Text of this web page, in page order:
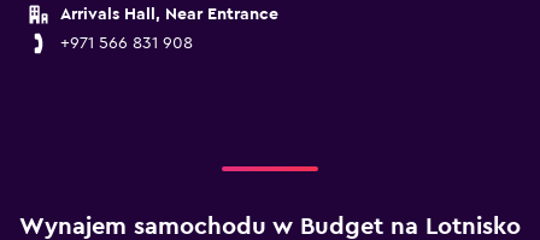
Arrivals Hall, Near Entrance
+971 566 831 908
Wynajem samochodu w Budget na Lotnisko